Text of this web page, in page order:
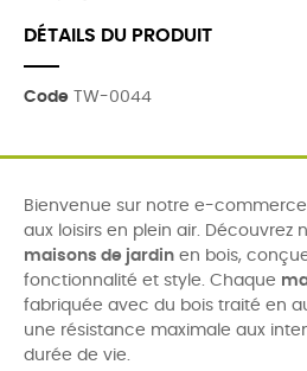
DÉTAILS DU PRODUIT
Code TW-0044
Bienvenue sur notre e-
aux loisirs en plein air. Découvrez
maisons de jardin en bois,
fonctionnalité et style. Chaque
fabriquée avec du bois traité en
une résistance maximale aux
durée de vie.